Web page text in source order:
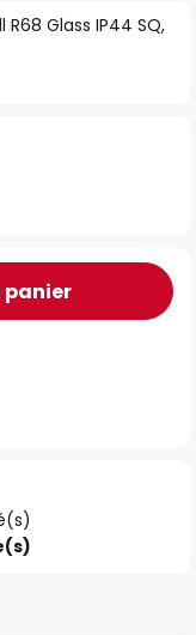
Glass IP44 SQ,
panier